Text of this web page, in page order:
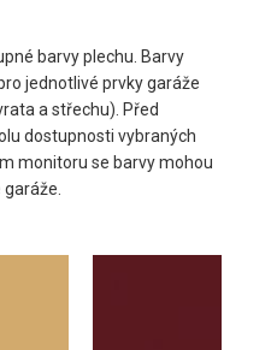
barvy plechu. Barvy
jednotlivé prvky garáže
a střechu). Před
dostupnosti vybraných
monitoru se barvy mohou